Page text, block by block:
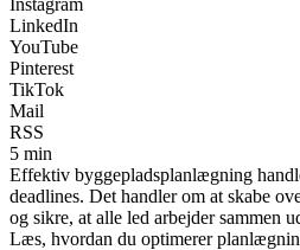
LinkedIn
YouTube
Pinterest
TikTok
Mail
RSS
5 min
Effektiv byggepladsplanlægning
deadlines. Det handler om at skabe
og sikre, at alle led arbejder sammen
Læs, hvordan du optimerer